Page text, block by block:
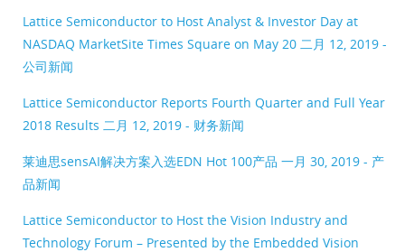
Lattice Semiconductor to Host Analyst & Investor Day at
NASDAQ MarketSite Times Square on May 20 二月 12, 2019 -
公司新闻
Lattice Semiconductor Reports Fourth Quarter and Full Year
2018 Results 二月 12, 2019 - 财务新闻
莱迪思sensAI解决方案入选EDN Hot 100产品 一月 30, 2019 - 产
品新闻
Lattice Semiconductor to Host the Vision Industry and
Technology Forum – Presented by the Embedded Vision